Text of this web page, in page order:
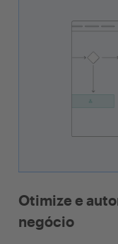
Otimize e
negócio